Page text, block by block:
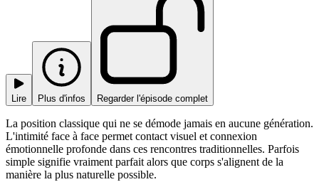
Lire Plus d'infos Regarder l'épisode complet
La position classique qui ne se démode jamais en aucune génération.
L'intimité face à face permet contact visuel et connexion
émotionnelle profonde dans ces rencontres traditionnelles. Parfois
simple signifie vraiment parfait alors que corps s'alignent de la
manière la plus naturelle possible.